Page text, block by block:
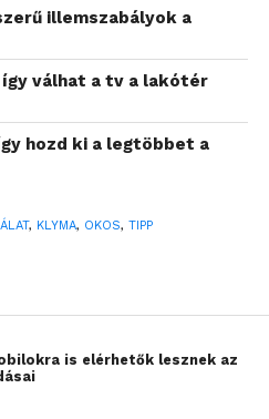
kezdete
csak az
kezdetekor
a
javarészt
így jó
nagyon
időpontot.
során egy
illemszabályok a
válhat a tv a lakótér
hozd ki a legtöbbet a
, KLYMA, OKOS, TIPP
is elérhetők lesznek az